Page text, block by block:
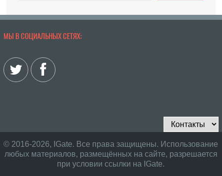
МЫ В СОЦИАЛЬНЫХ СЕТЯХ:
© 2016-2026, IGate. Все права защищены. Использование
любых материалов, размещённых на сайте, разрешается
при условии ссылки на IGate.